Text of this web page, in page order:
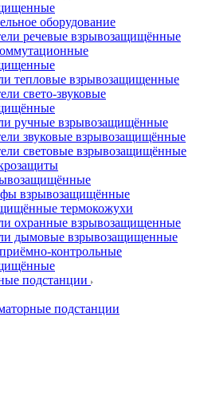
оборудование
речевые взрывозащищённые
тепловые взрывозащищенные
свето-звуковые
ручные взрывозащищённые
звуковые взрывозащищённые
световые взрывозащищённые
взрывозащищённые
термокожухи
охранные взрывозащищенные
дымовые взрывозащищенные
контрольные
подстанции
подстанции